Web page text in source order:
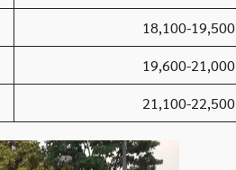
18,100-19,500
19,600-21,000
21,100-22,500